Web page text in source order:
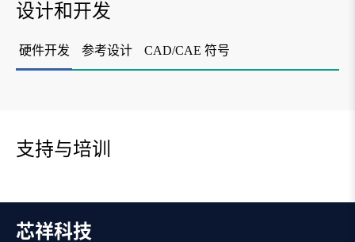
设计和开发
硬件开发 参考设计 CAD/CAE 符号
支持与培训
芯祥科技